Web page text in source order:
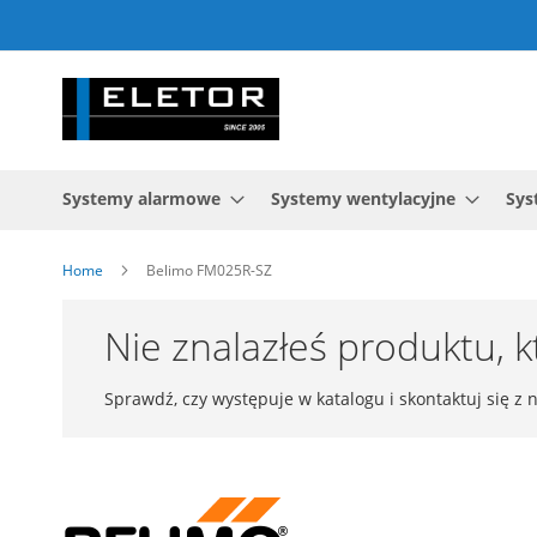
do
Systemy alarmowe Systemy wentylacyjne
Home Belimo FM025R-SZ
Nie znalazłeś produktu,
Sprawdź, czy występuje w katalogu i skontaktuj się z